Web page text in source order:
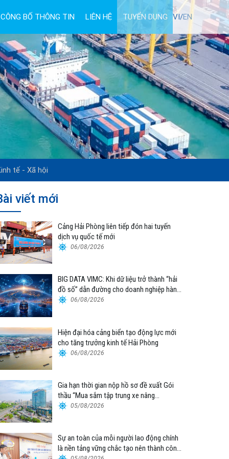
CÔNG BỐ THÔNG TIN LIÊN HỆ TUYỂN DỤNG VI/EN
tế - Xã hội
viết mới
Cảng Hải Phòng liên tiếp đón hai tuyến
dịch vụ quốc tế mới
06/08/2026
BIG DATA VIMC: Khi dữ liệu trở thành “hải
đồ số” dẫn đường cho doanh nghiệp hàng
hải 06/08/2026
Hiện đại hóa cảng biển tạo động lực mới
cho tăng trưởng kinh tế Hải Phòng
06/08/2026
Gia hạn thời gian nộp hồ sơ đề xuất Gói
thầu “Mua sắm tập trung xe nâng
container thuộc Tổng công ty Hàng hải
05/08/2026
Sự an toàn của mỗi người lao động chính
là nền tảng vững chắc tạo nên thành công